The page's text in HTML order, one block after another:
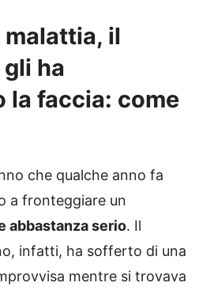
il
ha
la faccia: come
che qualche anno fa
a fronteggiare un
abbastanza serio. Il
infatti, ha sofferto di una
mentre si trovava